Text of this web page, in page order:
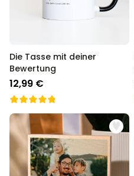
Die Tasse mit deiner
Bewertung
12,99 €